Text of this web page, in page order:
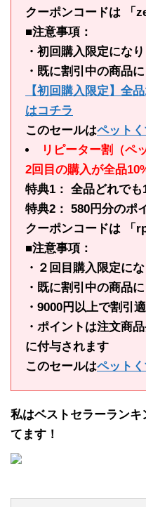
クーポンコードは 「
■注意事項：
・初回購入限定にな
・既に割引中の商品
【初回購入限定】全
はコチラ
このセールはペットく
リピーター割（ペ
2回目の購入が全品
特典1： 全品どれでも
特典2： 580円分のポ
クーポンコードは 「
■注意事項：
・２回目購入限定に
・既に割引中の商品
・9000円以上で割引
・ポイントは注文商
に付与されます
このセールはペットく
私はベストセラーラン
てます！